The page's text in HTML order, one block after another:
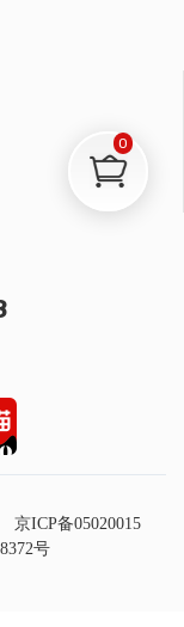
京ICP备05020015
号
0